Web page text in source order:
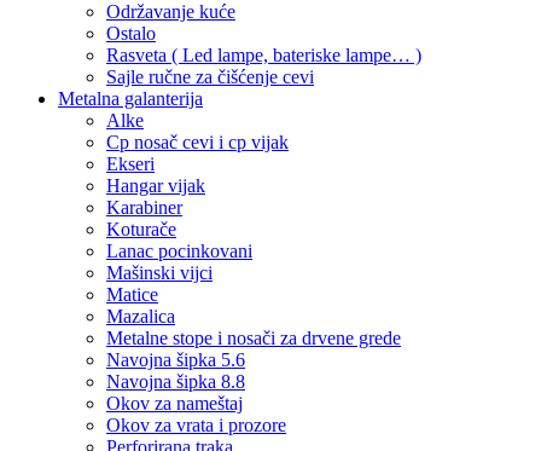
Održavanje kuće
Ostalo
Rasveta ( Led lampe, bateriske lampe… )
Sajle ručne za čišćenje cevi
Metalna galanterija
Alke
Cp nosač cevi i cp vijak
Ekseri
Hangar vijak
Karabiner
Koturače
Lanac pocinkovani
Mašinski vijci
Matice
Mazalica
Metalne stope i nosači za drvene grede
Navojna šipka 5.6
Navojna šipka 8.8
Okov za nameštaj
Okov za vrata i prozore
Perforirana traka